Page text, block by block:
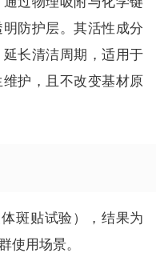
防护层。其活性成分
长清洁周期，适用于
护，且不改变基材原
斑贴试验），结果为
使用场景。